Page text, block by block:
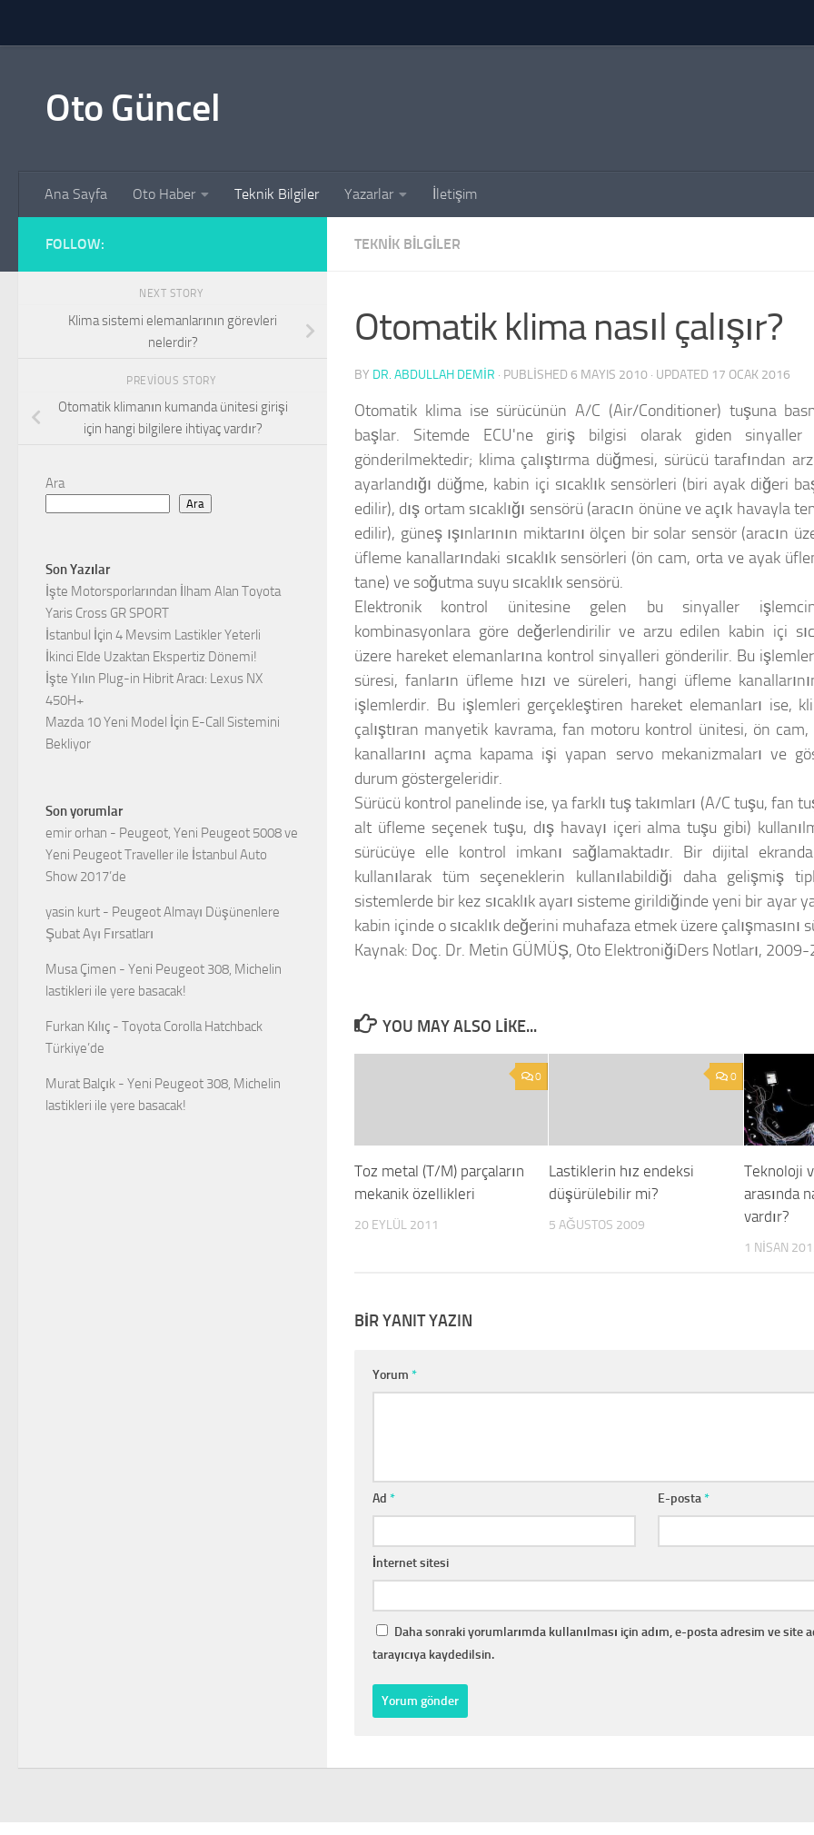
Oto Güncel
Ana Sayfa Oto Haber Teknik Bilgiler Yazarlar İletişim
TEKNIK BILGILER
Otomatik klima nasıl çalışır?
BY DR. ABDULLAH DEMİR · PUBLISHED 6 MAYIS 2010 · UPDATED 17 OCAK 2016
Otomatik klima ise sürücünün A/C (Air/Conditioner) tuşuna
başlar. Sitemde ECU'ne giriş bilgisi olarak giden sinyaller
gönderilmektedir; klima çalıştırma düğmesi, sürücü tarafından
ayarlandığı düğme, kabin içi sıcaklık sensörleri (biri ayak diğeri
edilir), dış ortam sıcaklığı sensörü (aracın önüne ve açık havayla
edilir), güneş ışınlarının miktarını ölçen bir solar sensör (aracın
üfleme kanallarındaki sıcaklık sensörleri (ön cam, orta ve ayak
tane) ve soğutma suyu sıcaklık sensörü.
Elektronik kontrol ünitesine gelen bu sinyaller
kombinasyonlara göre değerlendirilir ve arzu edilen kabin içi
üzere hareket elemanlarına kontrol sinyalleri gönderilir. Bu
süresi, fanların üfleme hızı ve süreleri, hangi üfleme
işlemlerdir. Bu işlemleri gerçekleştiren hareket elemanları ise,
çalıştıran manyetik kavrama, fan motoru kontrol ünitesi, ön
kanallarını açma kapama işi yapan servo mekanizmaları ve
durum göstergeleridir.
Sürücü kontrol panelinde ise, ya farklı tuş takımları (A/C tuşu, fan
alt üfleme seçenek tuşu, dış havayı içeri alma tuşu gibi)
sürücüye elle kontrol imkanı sağlamaktadır. Bir dijital
kullanılarak tüm seçeneklerin kullanılabildiği daha gelişmiş
sistemlerde bir kez sıcaklık ayarı sisteme girildiğinde yeni bir ayar
kabin içinde o sıcaklık değerini muhafaza etmek üzere çalışmasını
Kaynak: Doç. Dr. Metin GÜMÜŞ, Oto ElektroniğiDers Notları,
YOU MAY ALSO LIKE...
0
Toz metal (T/M) parçaların
mekanik özellikleri
20 EYLÜL 2011
0
Lastiklerin hız endeksi
düşürülebilir mi?
5 AĞUSTOS 2009
Teknoloji
arasında
vardır?
1 NISAN
BIR YANIT YAZIN
Yorum *
Ad * E-posta*
İnternet sitesi
Daha sonraki yorumlarımda kullanılması için adım, e-posta adresim ve site
tarayıcıya kaydedilsin.
FOLLOW:
NEXT STORY
Klima sistemi elemanlarının görevleri
nelerdir?
PREVIOUS STORY
Otomatik klimanın kumanda ünitesi girişi
için hangi bilgilere ihtiyaç vardır?
Ara
Ara
Son Yazılar
İşte Motorsporlarından İlham Alan Toyota
Yaris Cross GR SPORT
İstanbul İçin 4 Mevsim Lastikler Yeterli
İkinci Elde Uzaktan Ekspertiz Dönemi!
İşte Yılın Plug-in Hibrit Aracı: Lexus NX
450H+
Mazda 10 Yeni Model İçin E-Call Sistemini
Bekliyor
Son yorumlar
emir orhan - Peugeot, Yeni Peugeot 5008 ve
Yeni Peugeot Traveller ile İstanbul Auto
Show 2017’de
yasin kurt - Peugeot Almayı Düşünenlere
Şubat Ayı Fırsatları
Musa Çimen - Yeni Peugeot 308, Michelin
lastikleri ile yere basacak!
Furkan Kılıç - Toyota Corolla Hatchback
Türkiye’de
Murat Balçık - Yeni Peugeot 308, Michelin
lastikleri ile yere basacak!